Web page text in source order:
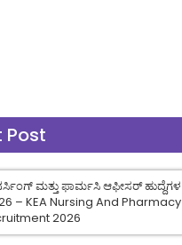
Post
ಮತ್ತು ಫಾರ್ಮಸಿ ಆಫೀಸರ್ ಹುದ್ದೆಗಳ
– KEA Nursing And Pharmacy
2026